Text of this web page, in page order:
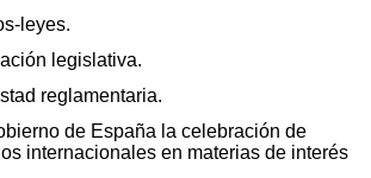
leyes.
legislativa.
reglamentaria.
de España la celebración de
internacionales en materias de interés